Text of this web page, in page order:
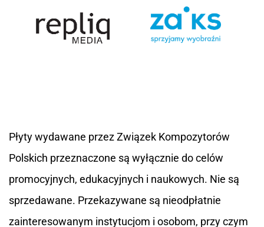
Płyty wydawane przez Związek Kompozytorów
Polskich przeznaczone są wyłącznie do celów
promocyjnych, edukacyjnych i naukowych. Nie są
sprzedawane. Przekazywane są nieodpłatnie
zainteresowanym instytucjom i osobom, przy czym